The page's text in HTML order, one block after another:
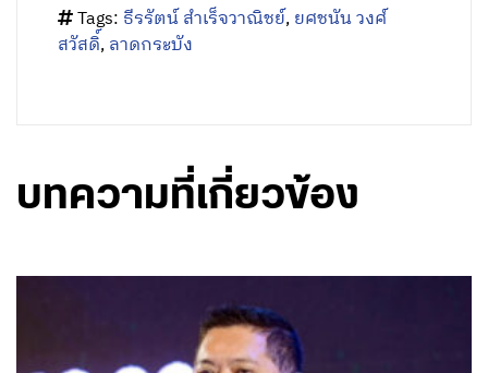
Tags: ธีรรัตน์ สำเร็จวาณิชย์,ยศชนัน วงศ์
สวัสดิ์,ลาดกระบัง
บทความที่เกี่ยวข้อง